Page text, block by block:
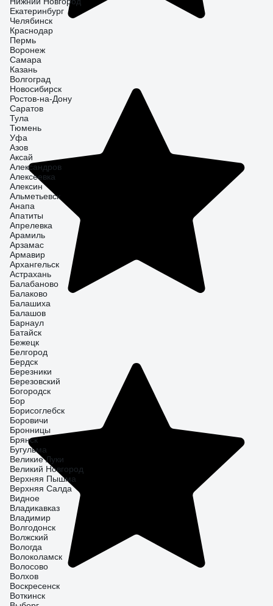
Екатеринбург
Челябинск
Краснодар
Пермь
Воронеж
Самара
Казань
Волгоград
Новосибирск
Ростов-на-Дону
Саратов
Тула
Тюмень
Уфа
Азов
Аксай
Александров
Алексеевка
Алексин
Альметьевск
Анапа
Апатиты
Апрелевка
Арамиль
Арзамас
Армавир
Архангельск
Астрахань
Балабаново
Балаково
Балашиха
Балашов
Барнаул
Батайск
Бежецк
Белгород
Бердск
Березники
Березовский
Богородск
Бор
Борисоглебск
Боровичи
Бронницы
Брянск
Бугульма
Великие Луки
Великий Новгород
Верхняя Пышма
Верхняя Салда
Видное
Владикавказ
Владимир
Волгодонск
Волжский
Вологда
Волоколамск
Волосово
Волхов
Воскресенск
Воткинск